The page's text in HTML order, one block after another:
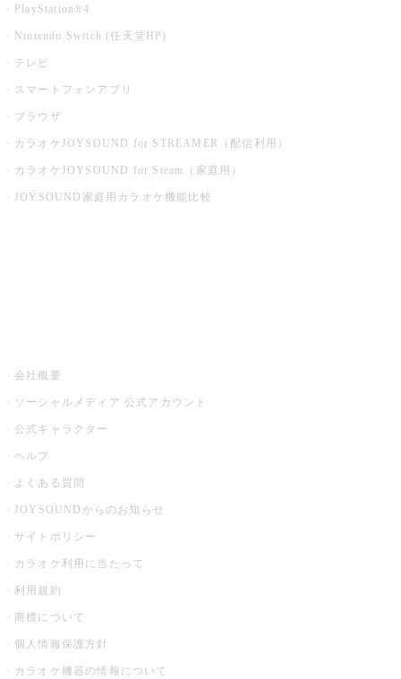
PlayStation®4
Nintendo Switch (任天堂HP)
テレビ
スマートフォンアプリ
ブラウザ
カラオケJOYSOUND for STREAMER（配信利用）
カラオケJOYSOUND for Steam（家庭用）
JOYSOUND家庭用カラオケ機能比較
会社概要
ソーシャルメディア 公式アカウント
公式キャラクター
ヘルプ
よくある質問
JOYSOUNDからのお知らせ
サイトポリシー
カラオケ利用に当たって
利用規約
商標について
個人情報保護方針
カラオケ機器の情報について